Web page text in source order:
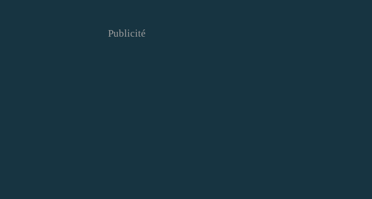
Publicité